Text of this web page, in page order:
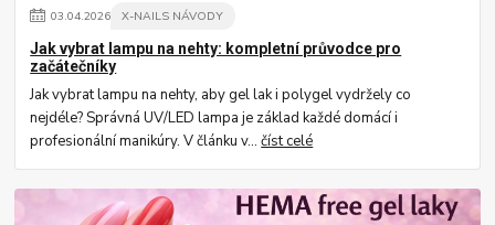
03.04.2026 X-NAILS NÁVODY
Jak vybrat lampu na nehty: kompletní průvodce pro
začátečníky
Jak vybrat lampu na nehty, aby gel lak i polygel vydržely co
nejdéle? Správná UV/LED lampa je základ každé domácí i
profesionální manikúry. V článku v...číst celé